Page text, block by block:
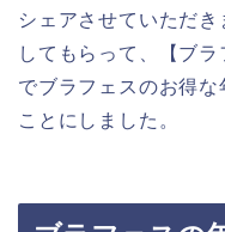
シェアさせていただ
してもらって、【ブ
でブラフェスのお得
ことにしました。